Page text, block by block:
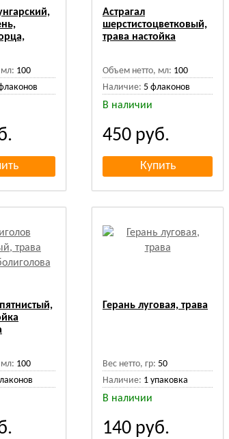
100
Астрагал
шерстистоцветковый,
трава настойка
Объем нетто, мл: 100
Наличие: 5 флаконов
В наличии
450 руб.
100
Герань луговая, трава
Вес нетто, гр: 50
Наличие: 1 упаковка
В наличии
140 руб.